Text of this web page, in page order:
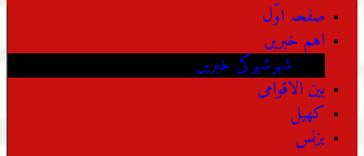
صفحہ اوّل
اہم خبریں
شہرشہرکی خبریں
بین الاقوامی
کھیل
بزنس